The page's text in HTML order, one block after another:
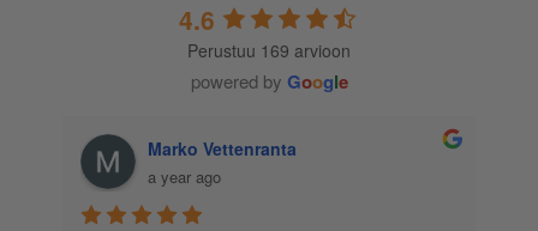
4.6
Perustuu 169 arvioon
powered by Google
Marko Vettenranta
a year ago